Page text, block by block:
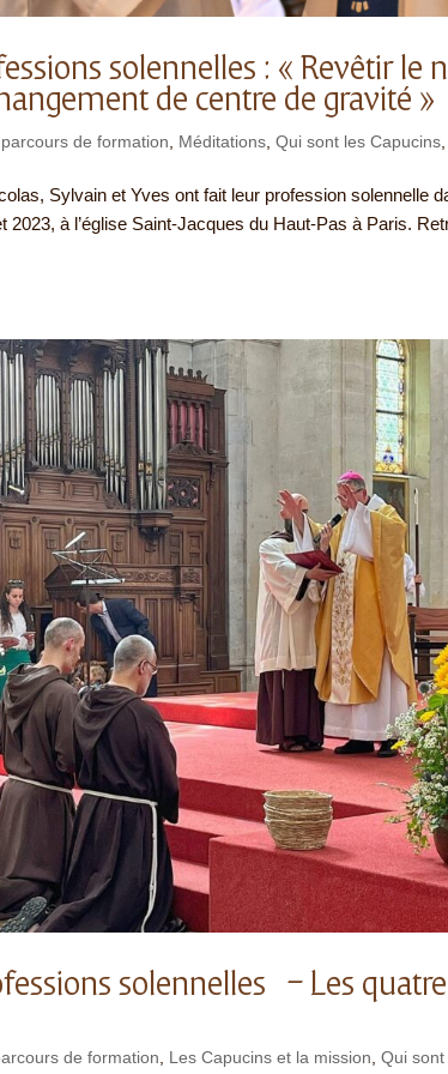
solennelles : « Revêtir le
de centre de gravité »
de formation, Méditations,Qui sont les Capucins
Sylvain et Yves ont fait leur profession solennelle
2023, à l’église Saint-Jacques du Haut-Pas à Paris.
solennelles – Les
de formation Les Capucins et la mission ,Qui